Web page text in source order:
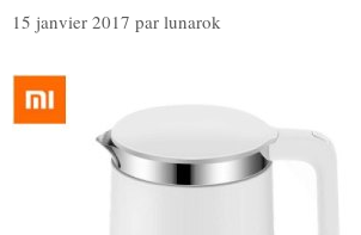
15 janvier 2017 par lunarok